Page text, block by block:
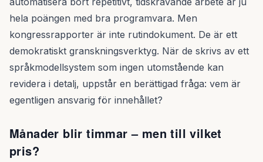
hela poängen med bra programvara. Men
kongressrapporter är inte rutindokument. De är ett
demokratiskt granskningsverktyg. När de skrivs av ett
språkmodellsystem som ingen utomstående kan
revidera i detalj, uppstår en berättigad fråga: vem är
egentligen ansvarig för innehållet?
Månader blir timmar – men till vilket
pris?